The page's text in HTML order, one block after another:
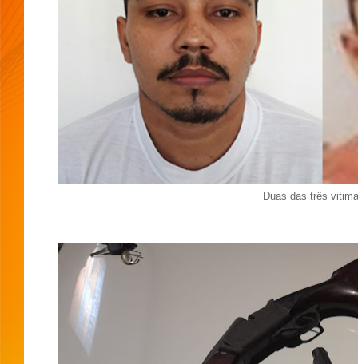
Duas das três